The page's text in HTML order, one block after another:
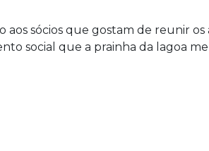
sócios que gostam de reunir os
social que a prainha da lagoa